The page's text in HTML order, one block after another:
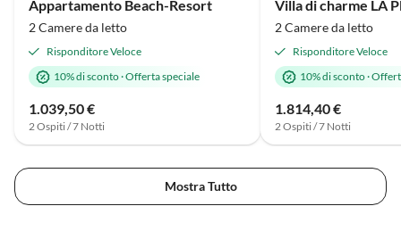
Appartamento Beach-Resort
2 Camere da letto
Risponditore Veloce
10% di sconto·Offerta speciale
1.039,50 €
2 Ospiti / 7 Notti
2 Camere da letto
Risponditore Veloce
10% di sconto·
1.814,40 €
2 Ospiti / 7 Notti
Mostra Tutto